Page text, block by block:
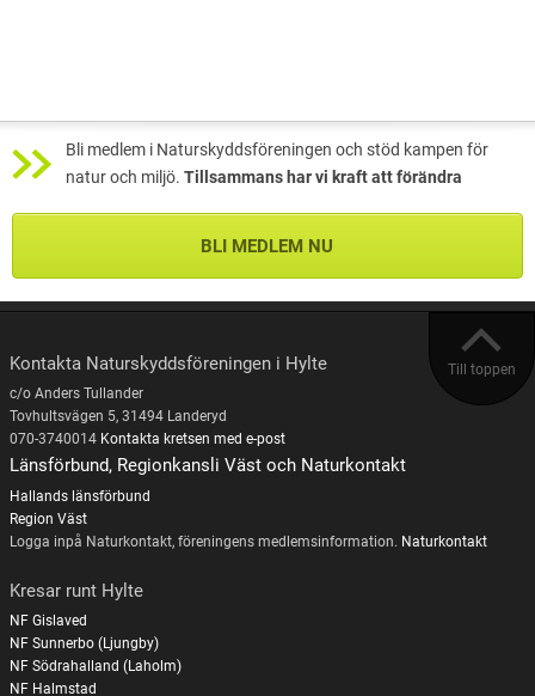
Bli medlem i Naturskyddsföreningen och stöd kampen för
natur och miljö. Tillsammans har vi kraft att förändra
BLI MEDLEM NU
Till toppen
Kontakta Naturskyddsföreningen i Hylte
c/o Anders Tullander
Tovhultsvägen 5, 31494 Landeryd
070-3740014 Kontakta kretsen med e-post
Länsförbund, Regionkansli Väst och Naturkontakt
Hallands länsförbund
Region Väst
Logga inpå Naturkontakt, föreningens medlemsinformation. Naturkontakt
Kresar runt Hylte
NF Gislaved
NF Sunnerbo (Ljungby)
NF Södrahalland (Laholm)
NF Halmstad